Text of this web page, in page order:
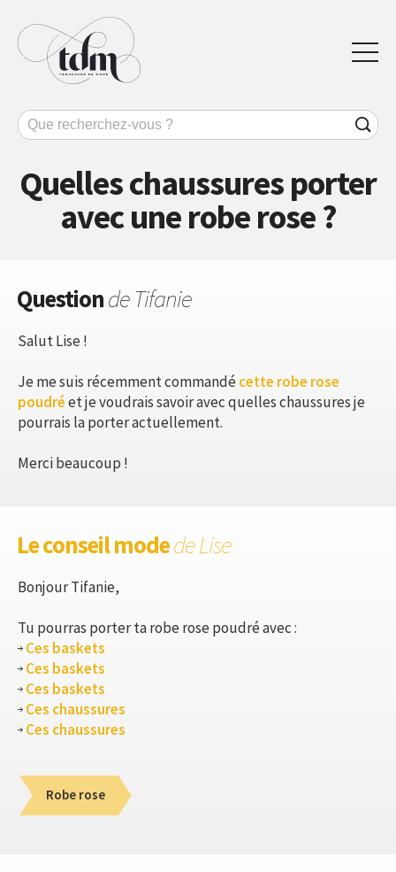
Quelles chaussures porter
avec une robe rose ?
Questionde Tifanie
Salut Lise !
Je me suis récemment commandécette robe rose
poudréet je voudrais savoir avec quelles chaussures je
pourrais la porter actuellement.
Merci beaucoup !
Le conseil modede Lise
Bonjour Tifanie,
Tu pourras porter ta robe rose poudré avec :
Ces baskets
Ces baskets
Ces baskets
Ces chaussures
Ces chaussures
Robe rose